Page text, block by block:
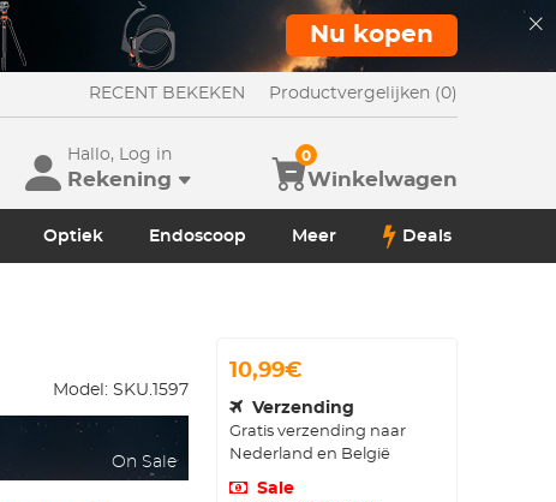
Nu kopen
RECENT BEKEKEN Productvergelijken (0)
Hallo, Log in
Rekening Winkelwagen
0
Optiek Endoscoop Meer Deals
Model: SKU.1597
On Sale
10,99€
Verzending
Gratis verzending naar
Nederland en België
Sale